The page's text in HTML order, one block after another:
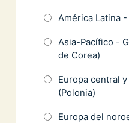
América Latina
Asia-Pacífico -
de Corea)
Europa central
(Polonia)
Europa del